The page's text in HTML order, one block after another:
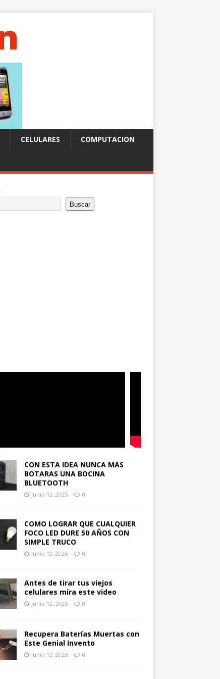
CELULARES COMPUTACION
Buscar
CON ESTA IDEA NUNCA MAS
BOTARAS UNA BOCINA
BLUETOOTH
junio 12, 2025 0
COMO LOGRAR QUE CUALQUIER
FOCO LED DURE 50 AÑOS CON
SIMPLE TRUCO
junio 12, 2025 0
Antes de tirar tus viejos
celulares mira este video
junio 12, 2025 0
Recupera Baterías Muertas con
Este Genial Invento
junio 12, 2025 0